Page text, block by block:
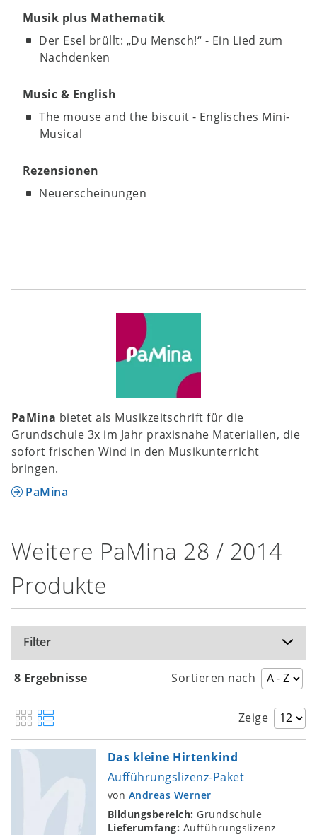
Musik plus Mathematik
Der Esel brüllt: „Du Mensch!“ - Ein Lied zum
Nachdenken
Music & English
The mouse and the biscuit - Englisches Mini-
Musical
Rezensionen
Neuerscheinungen
PaMina bietet als Musikzeitschrift für die
Grundschule 3x im Jahr praxisnahe Materialien, die
sofort frischen Wind in den Musikunterricht
bringen.
PaMina
Weitere PaMina 28 / 2014
Produkte
Filter
8 Ergebnisse Sortieren nach
Zeige
Das kleine Hirtenkind
Aufführungslizenz-Paket
von Andreas Werner
Bildungsbereich: Grundschule
Lieferumfang: Aufführungslizenz